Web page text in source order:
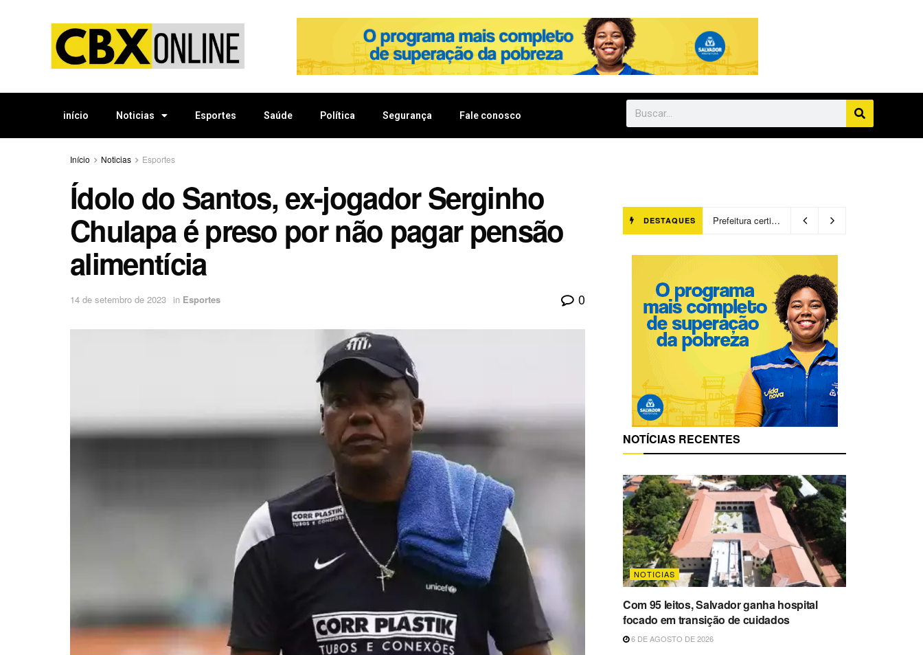
início Noticias Esportes Saúde Política Segurança Fale conosco
Início Noticias Esportes
Ídolo do Santos, ex-jogador Serginho
Chulapa é preso por não pagar pensão
alimentícia
14 de setembro de 2023 in Esportes 0
DESTAQUES Prefeitura certifica 4,6 mil trabalhadores pelo programa Treinar para Empregar e realiza Feirão de Empregabilidade
NOTÍCIAS RECENTES
NOTICIAS
Com 95 leitos, Salvador ganha hospital
focado em transição de cuidados
6 DE AGOSTO DE 2026